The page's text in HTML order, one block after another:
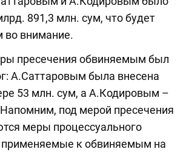
891,3 млн. сум, что будет
во внимание.
пресечения обвиняемым был
А.Саттаровым была внесена
53 млн. сум, а А.Кодировым –
под мерой пресечения
меры процессуального
применяемые к обвиняемым на